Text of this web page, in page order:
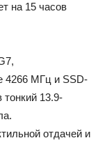
на 15 часов
4266 МГц и SSD-
тонкий 13.9-
отдачей и